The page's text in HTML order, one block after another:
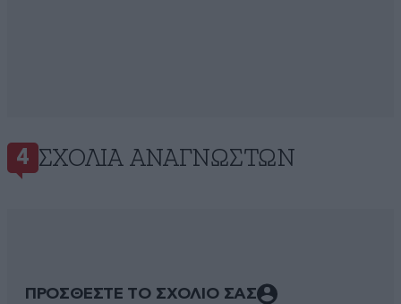
4 ΣΧΌΛΙΑ ΑΝΑΓΝΩΣΤΏΝ
ΠΡΟΣΘΕΣΤΕ ΤΟ ΣΧΟΛΙΟ ΣΑΣ